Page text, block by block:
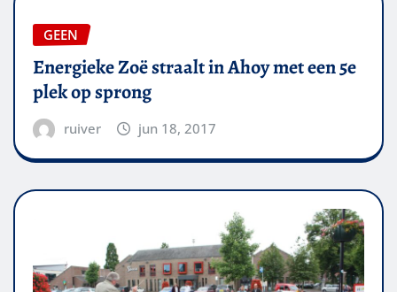
GEEN
Energieke Zoë straalt in Ahoy met een 5e
plek op sprong
ruiver jun 18, 2017